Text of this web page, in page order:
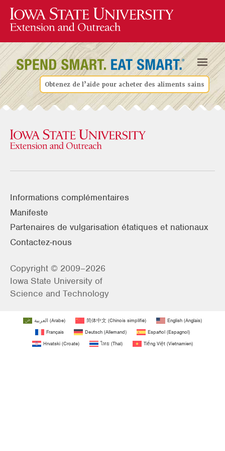
Obtenez de l’aide pour acheter des aliments sains
Informations complémentaires
Manifeste
Partenaires de vulgarisation étatiques et nationaux
Contactez-nous
Copyright © 2009–2026
Iowa State University of
Science and Technology
العربية (Arabe) 简体中文 (Chinois simplifié) English (Anglais)
Français
Deutsch (Allemand) Español (Espagnol)
Hrvatski (Croate) ไทย (Thaï) Tiếng Việt (Vietnamien)